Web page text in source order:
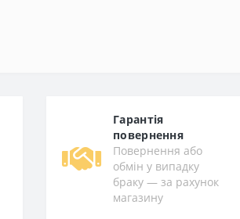
Гарантiя
повернення
Повернення або
обмін у випадку
браку — за рахунок
магазину